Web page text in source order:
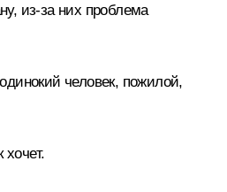
из‑за них проблема
человек, пожилой,